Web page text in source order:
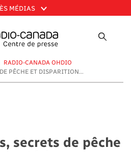
MÉDIAS
RADIO-CANADA OHDIO
PÊCHE ET DISPARITION...
secrets de pêche